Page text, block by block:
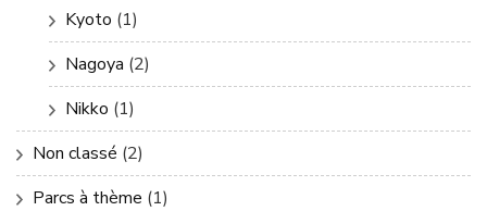
Kyoto (1)
Nagoya (2)
Nikko (1)
Non classé (2)
Parcs à thème (1)